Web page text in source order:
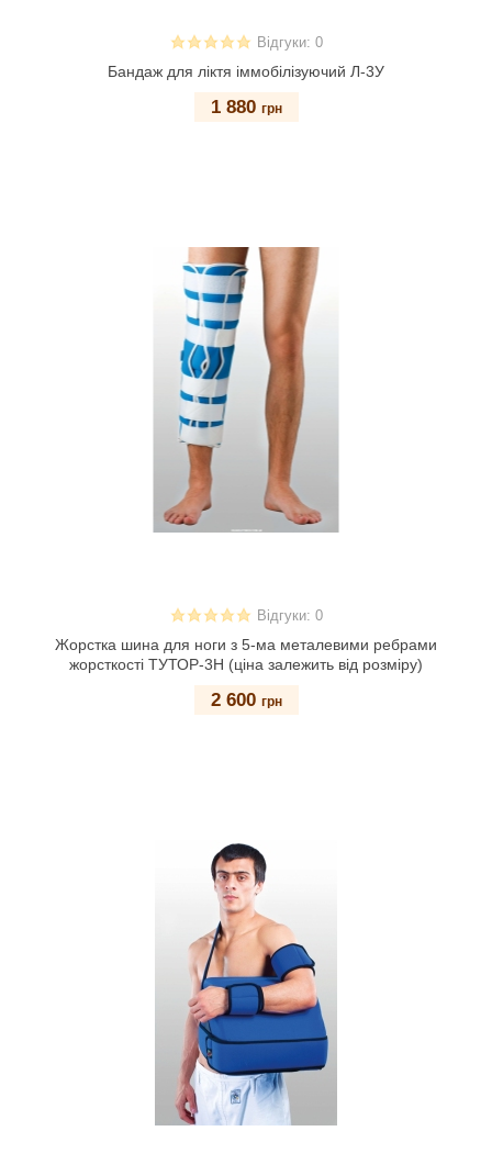
Відгуки: 0
Бандаж для ліктя іммобілізуючий Л-3У
1 880 грн
Відгуки: 0
Жорстка шина для ноги з 5-ма металевими ребрами
жорсткості ТУТОР-3Н (ціна залежить від розміру)
2 600 грн